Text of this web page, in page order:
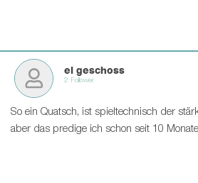
el geschoss
2 Follower
So ein Quatsch, ist spieltechnisch der
aber das predige ich schon seit 10